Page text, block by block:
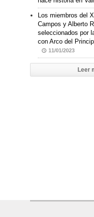
Los miembros del
Campos y Alberto
seleccionados por
con Arco del
11/01/2023
Leer